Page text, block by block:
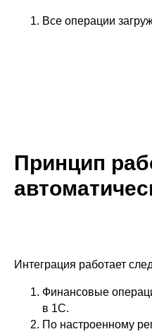
Все операции
Принцип
Интеграция работает
Финансовые
в 1С.
По настроенному